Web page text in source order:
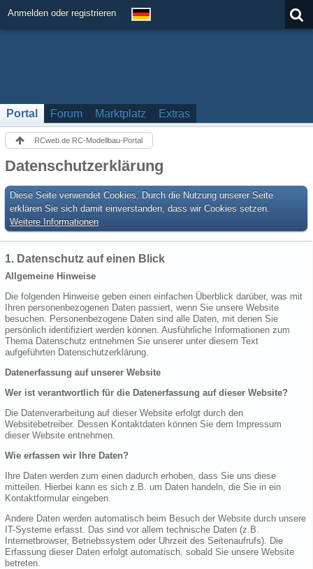
Anmelden oder registrieren
Portal Forum Marktplatz Extras
RCweb.de RC-Modellbau-Portal
Datenschutzerklärung
Diese Seite verwendet Cookies. Durch die Nutzung unserer Seite
erklären Sie sich damit einverstanden, dass wir Cookies setzen.
Weitere Informationen
1. Datenschutz auf einen Blick
Allgemeine Hinweise
Die folgenden Hinweise geben einen einfachen Überblick darüber, was mit
Ihren personenbezogenen Daten passiert, wenn Sie unsere Website
besuchen. Personenbezogene Daten sind alle Daten, mit denen Sie
persönlich identifiziert werden können. Ausführliche Informationen zum
Thema Datenschutz entnehmen Sie unserer unter diesem Text
aufgeführten Datenschutzerklärung.
Datenerfassung auf unserer Website
Wer ist verantwortlich für die Datenerfassung auf dieser Website?
Die Datenverarbeitung auf dieser Website erfolgt durch den
Websitebetreiber. Dessen Kontaktdaten können Sie dem Impressum
dieser Website entnehmen.
Wie erfassen wir Ihre Daten?
Ihre Daten werden zum einen dadurch erhoben, dass Sie uns diese
mitteilen. Hierbei kann es sich z.B. um Daten handeln, die Sie in ein
Kontaktformular eingeben.
Andere Daten werden automatisch beim Besuch der Website durch unsere
IT-Systeme erfasst. Das sind vor allem technische Daten (z.B.
Internetbrowser, Betriebssystem oder Uhrzeit des Seitenaufrufs). Die
Erfassung dieser Daten erfolgt automatisch, sobald Sie unsere Website
betreten.